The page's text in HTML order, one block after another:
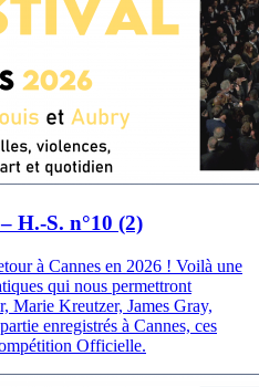
H.-S. n°10 (2)
à Cannes en 2026 ! Voilà une
qui nous permettront
Marie Kreutzer, James Gray,
enregistrés à Cannes, ces
Officielle.